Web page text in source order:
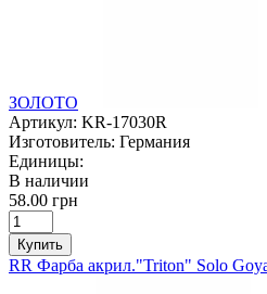
ЗОЛОТО
Артикул: KR-17030R
Изготовитель: Германия
Единицы:
В наличии
58.00 грн
Купить
RR Фарба акрил."Triton" Solo